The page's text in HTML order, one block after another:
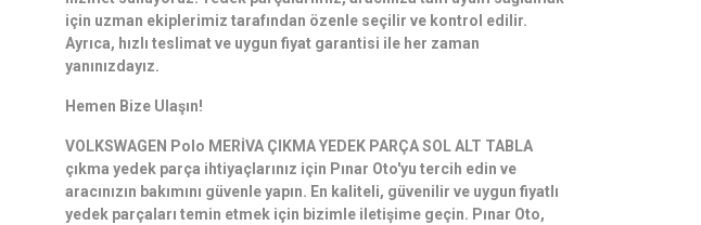
için uzman ekiplerimiz tarafından özenle seçilir ve kontrol edilir.
Ayrıca, hızlı teslimat ve uygun fiyat garantisi ile her zaman
yanınızdayız.
Hemen Bize Ulaşın!
VOLKSWAGEN Polo MERİVA ÇIKMA YEDEK PARÇA SOL ALT TABLA
çıkma yedek parça ihtiyaçlarınız için Pınar Oto'yu tercih edin ve
aracınızın bakımını güvenle yapın. En kaliteli, güvenilir ve uygun fiyatlı
yedek parçaları temin etmek için bizimle iletişime geçin. Pınar Oto,